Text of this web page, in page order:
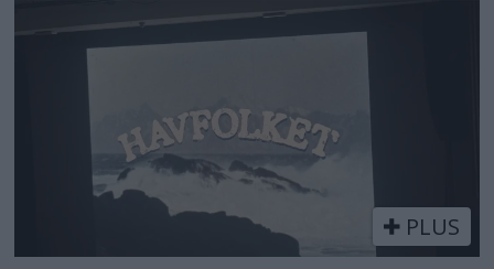
PLUS